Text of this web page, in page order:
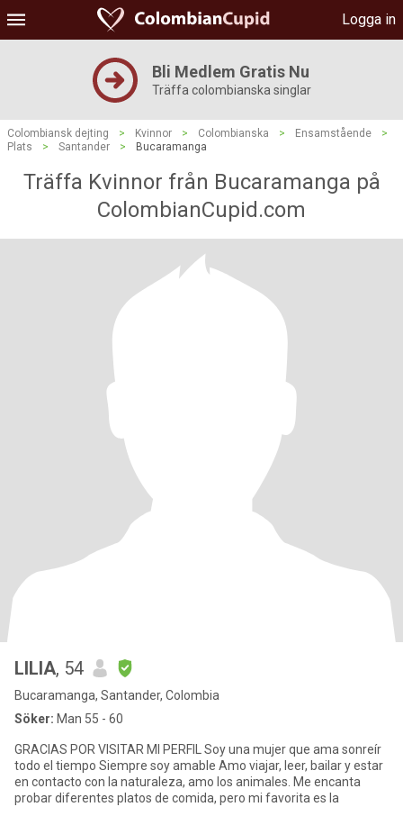
Logga in
Bli Medlem Gratis Nu
Träffa colombianska singlar
Colombiansk dejting > Kvinnor > Colombianska > Ensamstående
>
Plats
> Santander > Bucaramanga
Träffa Kvinnor från Bucaramanga på
ColombianCupid.com
LILIA, 54
Bucaramanga, Santander, Colombia
Söker: Man 55 - 60
GRACIAS POR VISITAR MI PERFIL Soy una mujer que ama sonreír
todo el tiempo Siempre soy amable Amo viajar, leer, bailar y estar
en contacto con la naturaleza, amo los animales. Me encanta
probar diferentes platos de comida, pero mi favorita es la